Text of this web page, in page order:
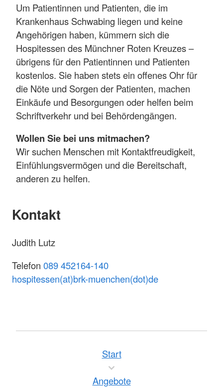
Um Patientinnen und Patienten, die im
Krankenhaus Schwabing liegen und keine
Angehörigen haben, kümmern sich die
Hospitessen des Münchner Roten Kreuzes –
übrigens für den Patientinnen und Patienten
kostenlos. Sie haben stets ein offenes Ohr für
die Nöte und Sorgen der Patienten, machen
Einkäufe und Besorgungen oder helfen beim
Schriftverkehr und bei Behördengängen.
Wollen Sie bei uns mitmachen?
Wir suchen Menschen mit Kontaktfreudigkeit,
Einfühlungsvermögen und die Bereitschaft,
anderen zu helfen.
Kontakt
Judith Lutz
Telefon 089 452164-140
hospitessen(at)brk-muenchen(dot)de
Start
Angebote